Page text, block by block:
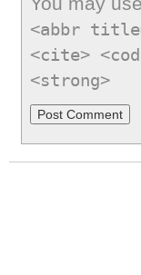
<abbr
<cite>
<strong>